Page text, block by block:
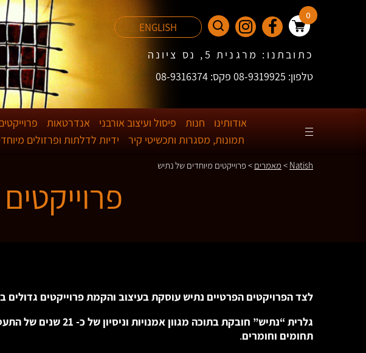
0
ENGLISH
כתובתנו: מרגנית 5, נס ציונה
טלפון: 08-9319925 פקס: 08-9316374
אודותינו חנות פיסול ועיצוב אורבני אנדרטאות
תמונות, מסגרות ותכשיטי קיר
ידיות לדלתות ופרזולים
Natish
> מאמרים >פרוייקטים מיוחדים של נתיש
לצד הפרויקטים הפרטיים נתיש עוסקת בעיצוב והקמת פרוייקטים גדולים
גלרית “נתיש” חובקת בתוכה מגוון אמנויות וניסיון של כ-
21 שנים של
תחומים וחומרים.